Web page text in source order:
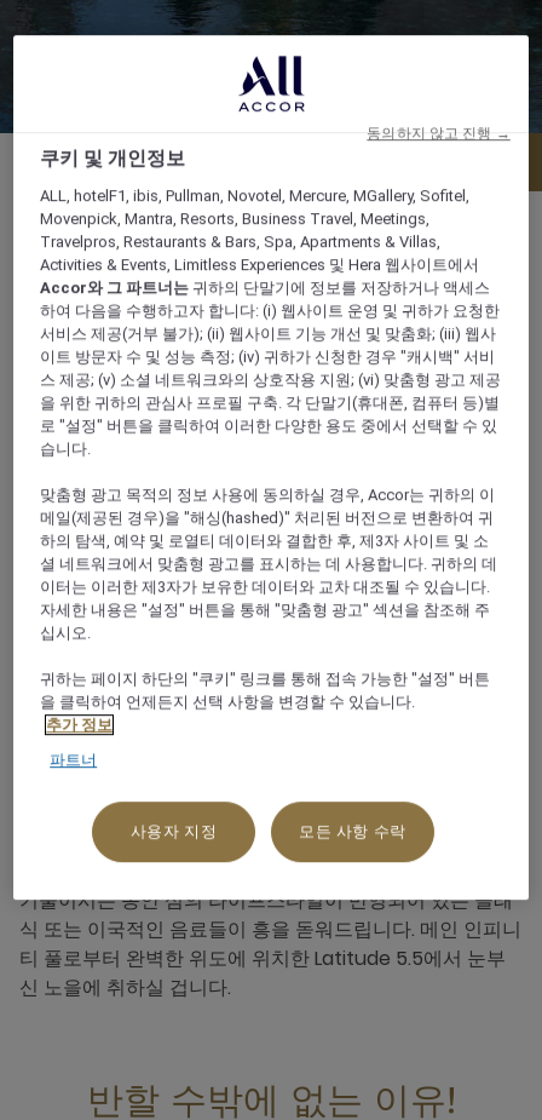
메뉴
런치: 12:00 am - 4:00 pm 스낵을 곁들인 해 질
무렵의 드링크: 4:00 pm – 07:00 pm 바: 10:00
am - 12:00 자정 저녁 : 오후 7:00-오후 10:00
Kuredhivaru Island,, 20076, kuredhivaru, 몰디
브
+960 656 3000
레스토랑 소개
트렌디한 풀사이드 레스토랑인 Latitude 5.5는 분위기, 편
안한 느낌, 화사한 물가의 장소, 숨 막히는 바다 전경 및 우수
Resort Kuredhivaru Maldives에서 즐기는 풀사이드 다이
닝은 실로 기분 좋은 일입니다. 점심으로 'Dhoni의 오늘의
생선'을 즐겨보세요. 열대의 분위기가 가득한 음악에 귀를
기울이시는 동안 섬의 라이프스타일이 반영되어 있는 클래
식 또는 이국적인 음료들이 흥을 돋워드립니다. 메인 인피니
티 풀로부터 완벽한 위도에 위치한 Latitude 5.5에서 눈부
신 노을에 취하실 겁니다.
반할 수밖에 없는 이유!
쿠키 및 개인정보
ALL, hotelF1, ibis, Pullman, Novotel, Mercure, MGallery, Sofitel,
Movenpick, Mantra, Resorts, Business Travel, Meetings,
Travelpros, Restaurants & Bars, Spa, Apartments & Villas,
Activities & Events, Limitless Experiences 및 Hera 웹사이트에서
Accor와 그 파트너는 귀하의 단말기에 정보를 저장하거나 액세스
하여 다음을 수행하고자 합니다: (i) 웹사이트 운영 및 귀하가 요청한
서비스 제공(거부 불가); (ii) 웹사이트 기능 개선 및 맞춤화; (iii) 웹사
이트 방문자 수 및 성능 측정; (iv) 귀하가 신청한 경우 "캐시백" 서비
스 제공; (v) 소셜 네트워크와의 상호작용 지원; (vi) 맞춤형 광고 제공
을 위한 귀하의 관심사 프로필 구축. 각 단말기(휴대폰, 컴퓨터 등)별
로 "설정" 버튼을 클릭하여 이러한 다양한 용도 중에서 선택할 수 있
습니다.
맞춤형 광고 목적의 정보 사용에 동의하실 경우, Accor는 귀하의 이
메일(제공된 경우)을 "해싱(hashed)" 처리된 버전으로 변환하여 귀
하의 탐색, 예약 및 로열티 데이터와 결합한 후, 제3자 사이트 및 소
셜 네트워크에서 맞춤형 광고를 표시하는 데 사용합니다. 귀하의 데
이터는 이러한 제3자가 보유한 데이터와 교차 대조될 수 있습니다.
자세한 내용은 "설정" 버튼을 통해 "맞춤형 광고" 섹션을 참조해 주
십시오.
귀하는 페이지 하단의 "쿠키" 링크를 통해 접속 가능한 "설정" 버튼
을 클릭하여 언제든지 선택 사항을 변경할 수 있습니다.
추가 정보
파트너
사용자 지정 모든 사항 수락
동의하지 않고 진행 →